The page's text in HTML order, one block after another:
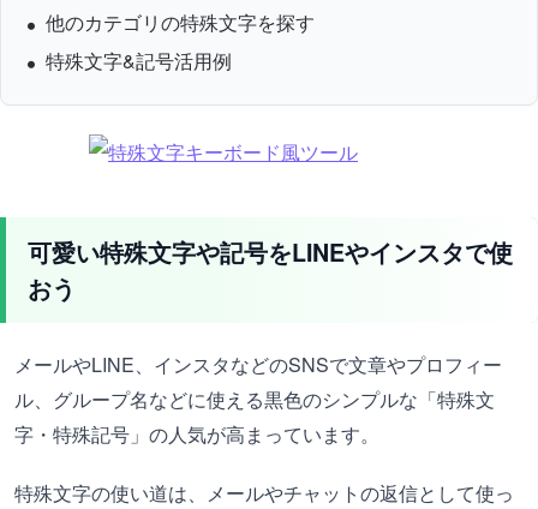
他のカテゴリの特殊文字を探す
特殊文字&記号活用例
可愛い特殊文字や記号をLINEやインスタで使
おう
メールやLINE、インスタなどのSNSで文章やプロフィー
ル、グループ名などに使える黒色のシンプルな「特殊文
字・特殊記号」の人気が高まっています。
特殊文字の使い道は、メールやチャットの返信として使っ